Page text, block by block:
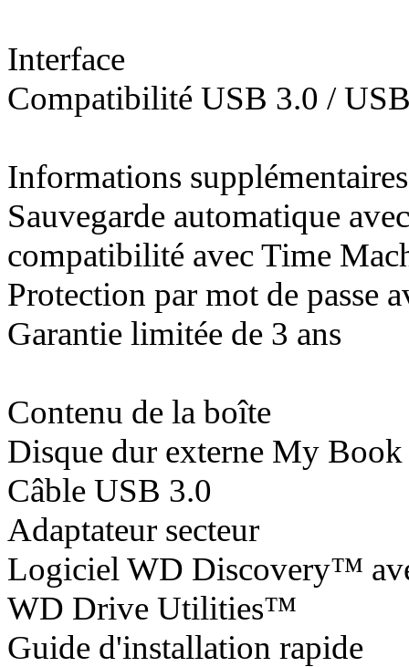
Interface
Compatibilité USB 3.0 /
Informations supplémentaires
Sauvegarde automatique
compatibilité avec Time
Protection par mot de passe
Garantie limitée de 3 ans
Contenu de la boîte
Disque dur externe My Book
Câble USB 3.0
Adaptateur secteur
Logiciel WD Discovery™
WD Drive Utilities™
Guide d'installation rapide